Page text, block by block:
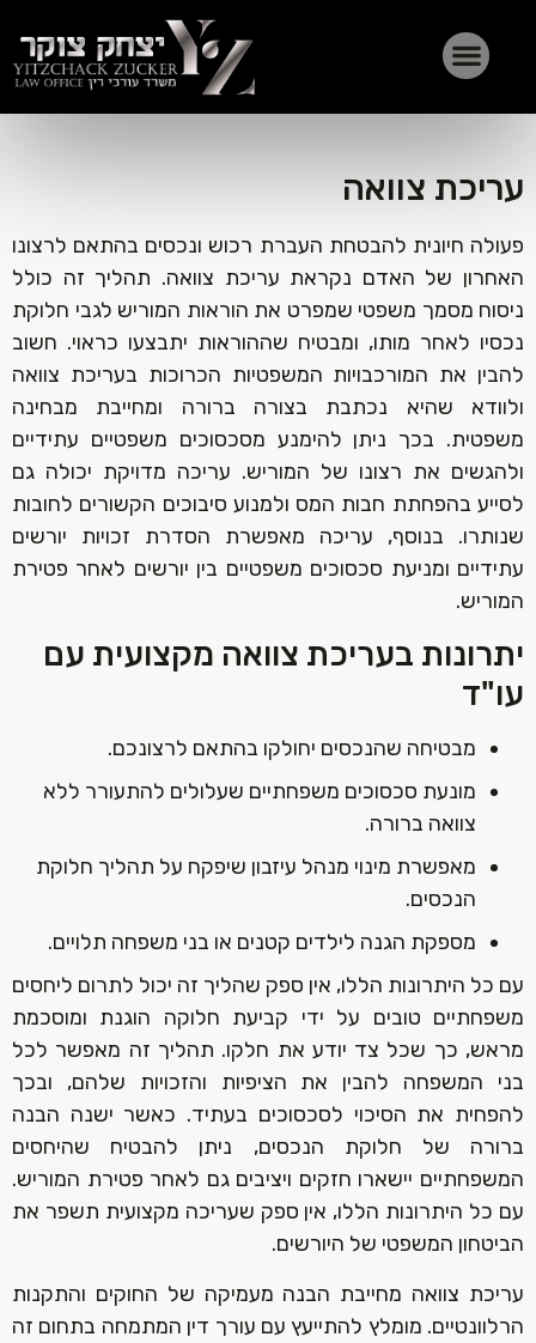
עריכת צוואה‏
פעולה חיונית להבטחת העברת רכוש ונכסים בהתאם לרצונו
האחרון של האדם נקראת עריכת צוואה. תהליך זה כולל
ניסוח מסמך משפטי שמפרט את הוראות המוריש לגבי חלוקת
נכסיו לאחר מותו, ומבטיח שההוראות יתבצעו כראוי. חשוב
להבין את המורכבויות המשפטיות הכרוכות בעריכת צוואה
ולוודא שהיא נכתבת בצורה ברורה ומחייבת מבחינה
משפטית. בכך ניתן להימנע מסכסוכים משפטיים עתידיים
ולהגשים את רצונו של המוריש. עריכה מדויקת יכולה גם
לסייע בהפחתת חבות המס ולמנוע סיבוכים הקשורים לחובות
שנותרו. בנוסף, עריכה מאפשרת הסדרת זכויות יורשים
עתידיים ומניעת סכסוכים משפטיים בין יורשים לאחר פטירת
המוריש.‏
יתרונות בעריכת צוואה מקצועית עם
עו"ד‏
מבטיחה שהנכסים יחולקו בהתאם לרצונכם.‏
מונעת סכסוכים משפחתיים שעלולים להתעורר ללא
צוואה ברורה.‏
מאפשרת מינוי מנהל עיזבון שיפקח על תהליך חלוקת
הנכסים.‏
מספקת הגנה לילדים קטנים או בני משפחה תלויים.‏
עם כל היתרונות הללו, אין ספק שהליך זה יכול לתרום ליחסים
משפחתיים טובים על ידי קביעת חלוקה הוגנת ומוסכמת
מראש, כך שכל צד יודע את חלקו. תהליך זה מאפשר לכל
בני המשפחה להבין את הציפיות והזכויות שלהם, ובכך
להפחית את הסיכוי לסכסוכים בעתיד. כאשר ישנה הבנה
ברורה של חלוקת הנכסים, ניתן להבטיח שהיחסים
המשפחתיים יישארו חזקים ויציבים גם לאחר פטירת המוריש.
עם כל היתרונות הללו, אין ספק שעריכה מקצועית תשפר את
הביטחון המשפטי של היורשים.‏
עריכת צוואה מחייבת הבנה מעמיקה של החוקים והתקנות
הרלוונטיים. מומלץ להתייעץ עם עורך דין המתמחה בתחום זה